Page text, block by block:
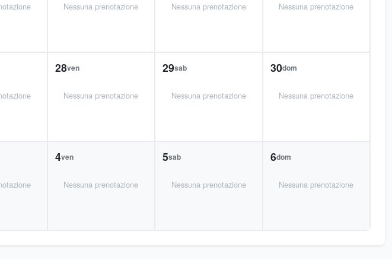
Nessuna prenotazione Nessuna prenotazione Nessuna prenotazione
28ven
Nessuna prenotazione
29sab
Nessuna prenotazione
30dom
Nessuna prenotazione
4ven
Nessuna prenotazione
5sab
Nessuna prenotazione
6dom
Nessuna prenotazione